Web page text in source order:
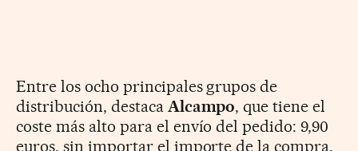
Entre los ocho principales grupos de
distribución, destaca Alcampo, que tiene el
coste más alto para el envío del pedido: 9,90
euros, sin importar el importe de la compra.